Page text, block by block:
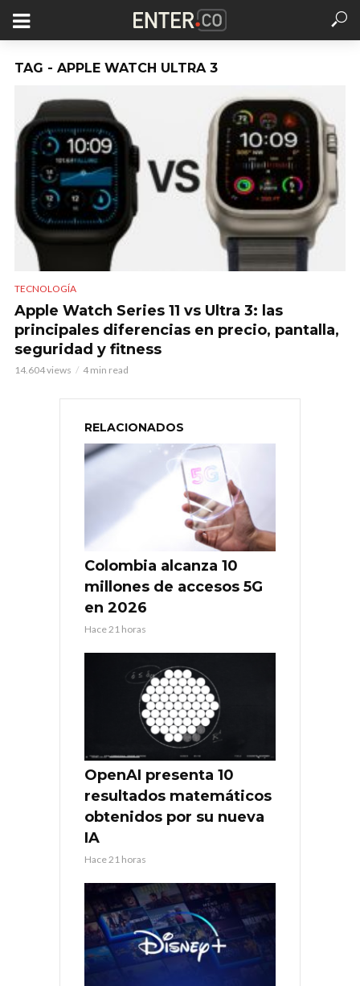
TAG - APPLE WATCH ULTRA 3
TECNOLOGÍA
Apple Watch Series 11 vs Ultra 3: las
principales diferencias en precio, pantalla,
seguridad y fitness
14.604 views 4 min read
RELACIONADOS
Colombia alcanza 10
millones de accesos 5G
en 2026
Hace 21 horas
OpenAI presenta 10
resultados matemáticos
obtenidos por su nueva
IA
Hace 21 horas